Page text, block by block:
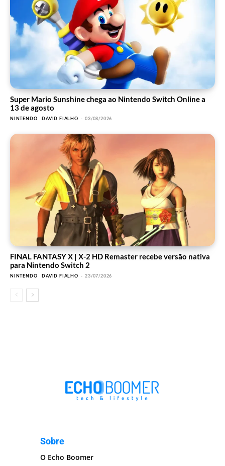
Super Mario Sunshine chega ao Nintendo Switch Online a
13 de agosto
NINTENDO DAVID FIALHO - 03/08/2026
FINAL FANTASY X | X-2 HD Remaster recebe versão nativa
para Nintendo Switch 2
NINTENDO DAVID FIALHO - 23/07/2026
Sobre
O Echo Boomer